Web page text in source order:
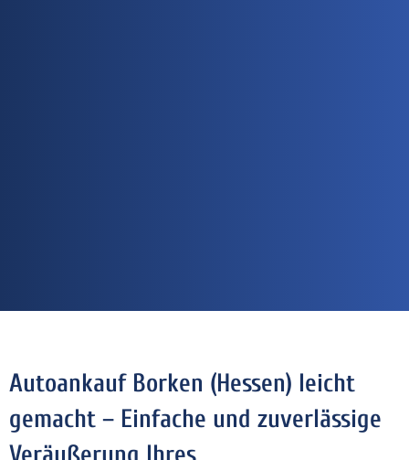
Autoankauf Borken (Hessen) leicht
gemacht – Einfache und zuverlässige